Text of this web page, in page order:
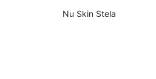
Nu Skin Stela